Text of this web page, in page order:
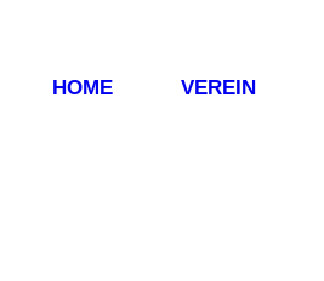
HOME VEREIN